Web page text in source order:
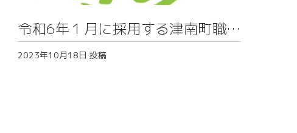
令和6年１月に採用する津南町職員
募集
2023年10月18日 投稿